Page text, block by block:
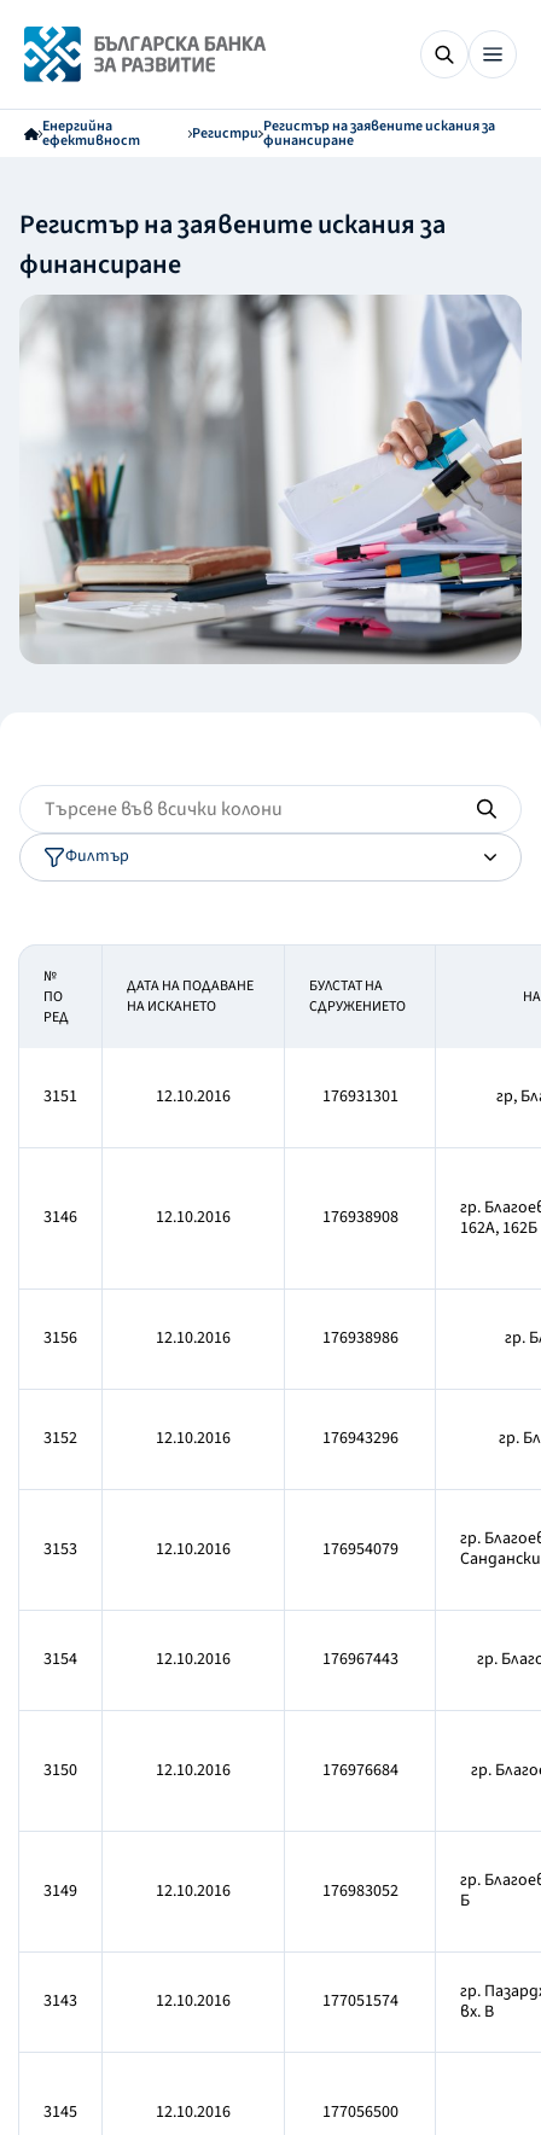
Енергийна
ефективност Регистри Регистър на заявените искания за
финансиране
Регистър на заявените искания за
финансиране
Филтър
№
ПО
РЕД
ДАТА НА ПОДАВАНЕ
НА ИСКАНЕТО
БУЛСТАТ НА
СДРУЖЕНИЕТО
3151 12.10.2016 176931301 гр,
3146 12.10.2016 176938908
гр.
162А,
3156 12.10.2016 176938986 гр.
3152 12.10.2016 176943296 гр.
3153 12.10.2016 176954079
гр.
3154 12.10.2016 176967443 гр.
3150 12.10.2016 176976684 гр.
3149 12.10.2016 176983052
гр.
Б
3143 12.10.2016 177051574
гр.
вх. В
3145 12.10.2016 177056500